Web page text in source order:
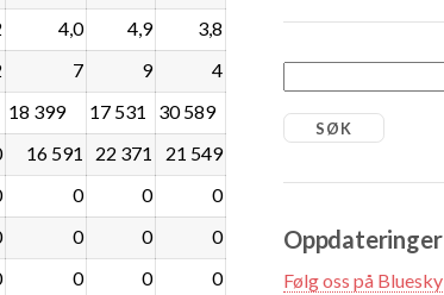
4,0 4,9 3,8
7 9 4
18 399 17 531 30 589
16 591 22 371 21 549
0 0 0
0 0 0
0 0 0
Oppdateringer
Følg oss på Bluesky